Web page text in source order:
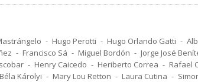
Hugo Perotti Hugo Orlando Gatti
Francisco Sá Miguel Bordón Jorge José
Henry Caicedo Heriberto Correa Rafael
Béla Károlyi Mary Lou Retton Laura Cutina